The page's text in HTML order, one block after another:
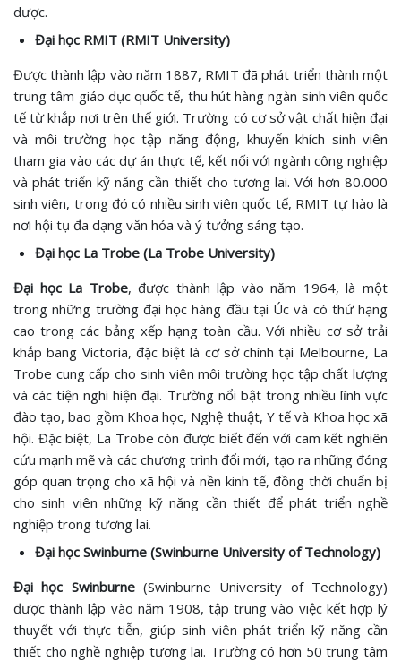
dược.
Đại học RMIT (RMIT University)
Được thành lập vào năm 1887, RMIT đã phát triển thành một
trung tâm giáo dục quốc tế, thu hút hàng ngàn sinh viên quốc
tế từ khắp nơi trên thế giới. Trường có cơ sở vật chất hiện đại
và môi trường học tập năng động, khuyến khích sinh viên
tham gia vào các dự án thực tế, kết nối với ngành công nghiệp
và phát triển kỹ năng cần thiết cho tương lai. Với hơn 80.000
sinh viên, trong đó có nhiều sinh viên quốc tế, RMIT tự hào là
nơi hội tụ đa dạng văn hóa và ý tưởng sáng tạo.
Đại học La Trobe (La Trobe University)
Đại học La Trobe, được thành lập vào năm 1964, là một
trong những trường đại học hàng đầu tại Úc và có thứ hạng
cao trong các bảng xếp hạng toàn cầu. Với nhiều cơ sở trải
khắp bang Victoria, đặc biệt là cơ sở chính tại Melbourne, La
Trobe cung cấp cho sinh viên môi trường học tập chất lượng
và các tiện nghi hiện đại. Trường nổi bật trong nhiều lĩnh vực
đào tạo, bao gồm Khoa học, Nghệ thuật, Y tế và Khoa học xã
hội. Đặc biệt, La Trobe còn được biết đến với cam kết nghiên
cứu mạnh mẽ và các chương trình đổi mới, tạo ra những đóng
góp quan trọng cho xã hội và nền kinh tế, đồng thời chuẩn bị
cho sinh viên những kỹ năng cần thiết để phát triển nghề
nghiệp trong tương lai.
Đại học Swinburne (Swinburne University of Technology)
Đại học Swinburne(Swinburne University of Technology)
được thành lập vào năm 1908, tập trung vào việc kết hợp lý
thuyết với thực tiễn, giúp sinh viên phát triển kỹ năng cần
thiết cho nghề nghiệp tương lai. Trường có hơn 50 trung tâm